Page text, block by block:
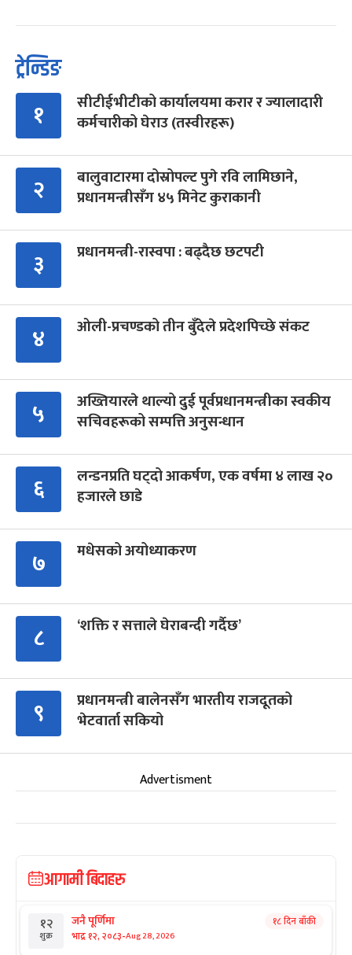
ट्रेन्डिङ
१
सीटीईभीटीको कार्यालयमा करार र ज्यालादारी
कर्मचारीको घेराउ (तस्वीरहरू)
२
बालुवाटारमा दोस्रोपल्ट पुगे रवि लामिछाने,
प्रधानमन्त्रीसँग ४५ मिनेट कुराकानी
३ प्रधानमन्त्री-रास्वपा : बढ्दैछ छटपटी
४ ओली-प्रचण्डको तीन बुँदेले प्रदेशपिच्छे संकट
५
अख्तियारले थाल्यो दुई पूर्वप्रधानमन्त्रीका स्वकीय
सचिवहरूको सम्पत्ति अनुसन्धान
६
लन्डनप्रति घट्दो आकर्षण, एक वर्षमा ४ लाख २०
हजारले छाडे
७ मधेसको अयोध्याकरण
८ ‘शक्ति र सत्ताले घेराबन्दी गर्दैछ’
९
प्रधानमन्त्री बालेनसँग भारतीय राजदूतको
भेटवार्ता सकियो
Advertisment
आगामी बिदाहरु
१२
शुक्र
जनै पूर्णिमा
भाद्र १२, २०८३-Aug 28, 2026
१८ दिन बाँकी